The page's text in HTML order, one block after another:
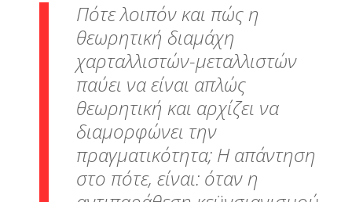
Πότε λοιπόν και πώς η
θεωρητική διαμάχη
χαρταλλιστών-μεταλλιστών
παύει να είναι απλώς
θεωρητική και αρχίζει να
διαμορφώνει την
πραγματικότητα; Η απάντηση
στο πότε, είναι: όταν η